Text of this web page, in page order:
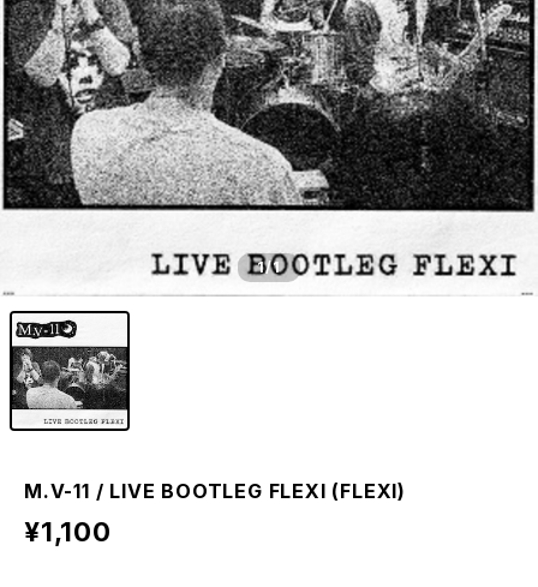
1/1
M.V-11 / LIVE BOOTLEG FLEXI (FLEXI)
¥1,100